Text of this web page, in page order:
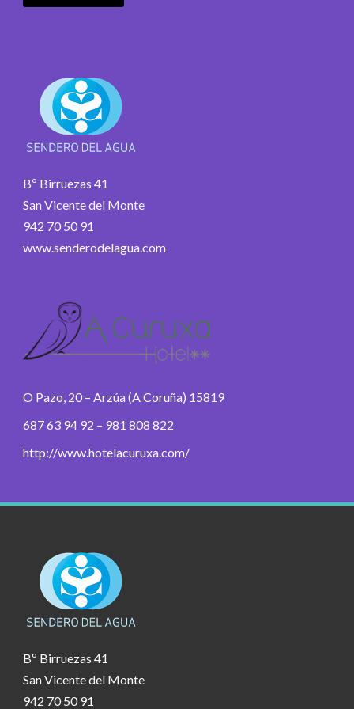
Bº Birruezas 41
San Vicente del Monte
942 70 50 91
www.senderodelagua.com
O Pazo, 20 – Arzúa (A Coruña) 15819
687 63 94 92 – 981 808 822
http://www.hotelacuruxa.com/
Bº Birruezas 41
San Vicente del Monte
942 70 50 91